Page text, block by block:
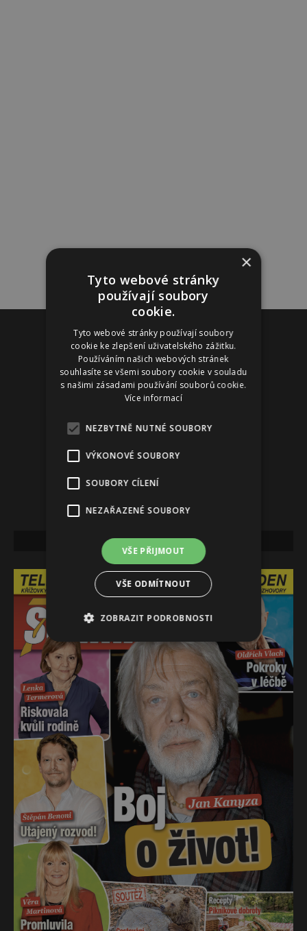
NEJNOVĚJŠÍ VYDÁNÍ
×
Tyto webové stránky
používají soubory
cookie.
Tyto webové stránky používají soubory
cookie ke zlepšení uživatelského zážitku.
Používáním našich webových stránek
souhlasíte se všemi soubory cookie v souladu
s našimi zásadami používání souborů cookie.
Více informací
NEZBYTNĚ NUTNÉ SOUBORY
VÝKONOVÉ SOUBORY
SOUBORY CÍLENÍ
NEZAŘAZENÉ SOUBORY
VŠE PŘIJMOUT
VŠE ODMÍTNOUT
ZOBRAZIT PODROBNOSTI